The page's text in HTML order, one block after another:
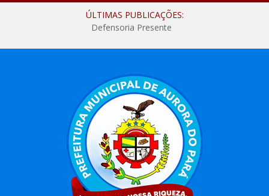
ÚLTIMAS PUBLICAÇÕES:
Defensoria Presente